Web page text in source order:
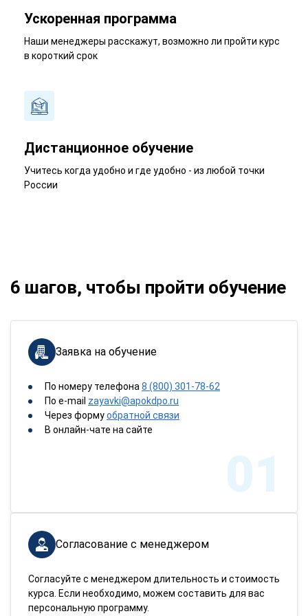
Ускоренная программа
Наши менеджеры расскажут, возможно ли пройти курс
в короткий срок
Дистанционное обучение
Учитесь когда удобно и где удобно - из любой точки
России
6 шагов, чтобы пройти обучение
Заявка на обучение
По номеру телефона8 (800) 301-78-62
По e-mail zayavki@apokdpo.ru
Через формуобратной связи
В онлайн-чате на сайте
01
Согласование с менеджером
Согласуйте с менеджером длительность и стоимость
курса. Если необходимо, можем составить для вас
персональную программу.